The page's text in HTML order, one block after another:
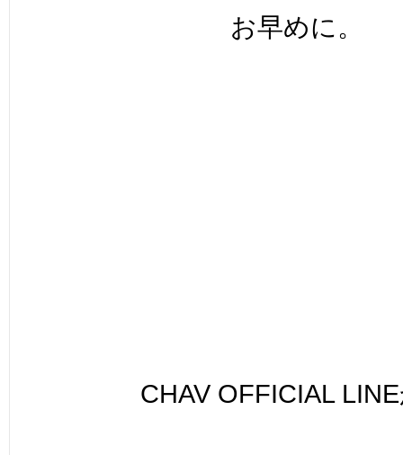
お早めに。
CHAV OFFICIAL